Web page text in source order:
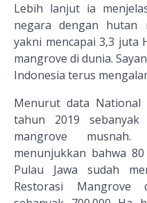
Lebih lanjut ia
negara dengan hutan
yakni mencapai 3,3 juta
mangrove di dunia.
Indonesia terus
Menurut data National
tahun 2019
mangrove
menunjukkan bahwa
Pulau Jawa sudah
Restorasi Mangrove